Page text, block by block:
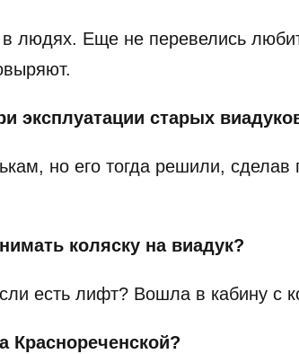
людях. Еще не перевелись
старых
но его тогда решили,
коляску на виадук?
есть лифт? Вошла в кабину с
Краснореченской?